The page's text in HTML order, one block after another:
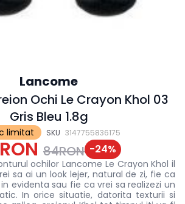
limitat SKU 3147755836175
Lancome
Ochi Le Crayon Khol 03
Gris Bleu 1.8g
84RON -24%
ochilor Lancome Le Crayon Khol il
sa ai un look lejer, natural de zi, fie ca
in evidenta sau fie ca vrei sa realizezi un
In orice situatie, datorita texturii si